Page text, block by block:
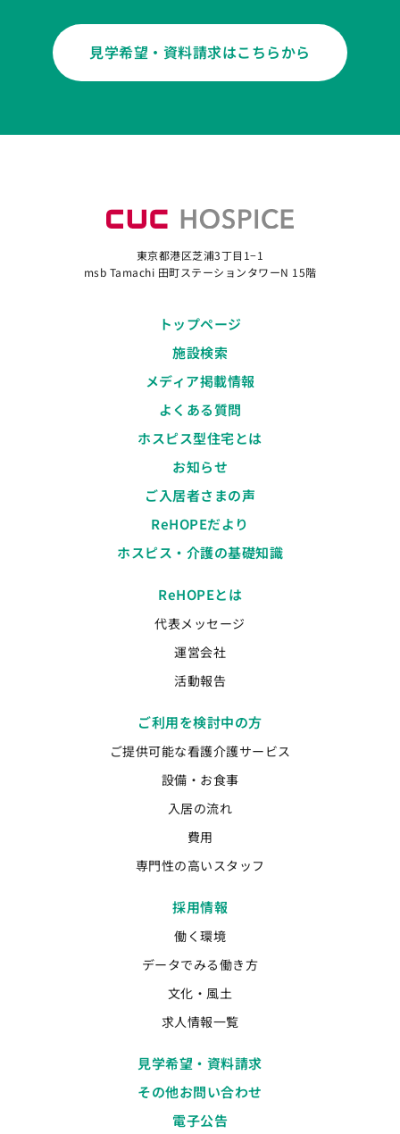
見学希望・資料請求はこちらから
東京都港区芝浦3丁目1−1
msb Tamachi 田町ステーションタワーN 15階
トップページ
施設検索
メディア掲載情報
よくある質問
ホスピス型住宅とは
お知らせ
ご入居者さまの声
ReHOPEだより
ホスピス・介護の基礎知識
ReHOPEとは
代表メッセージ
運営会社
活動報告
ご利用を検討中の方
ご提供可能な看護介護サービス
設備・お食事
入居の流れ
費用
専門性の高いスタッフ
採用情報
働く環境
データでみる働き方
文化・風土
求人情報一覧
見学希望・資料請求
その他お問い合わせ
電子公告